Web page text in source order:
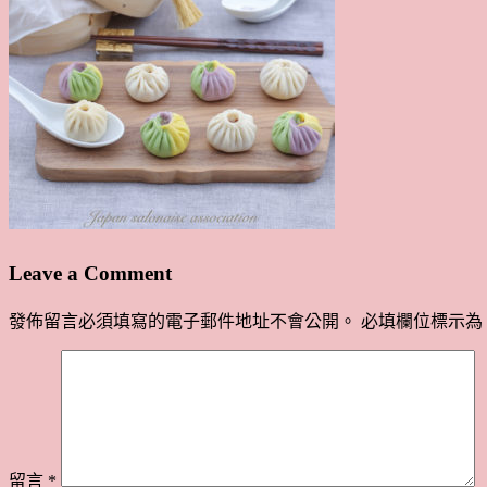
Leave a Comment
發佈留言必須填寫的電子郵件地址不會公開。 必填欄位標示為
留言 *